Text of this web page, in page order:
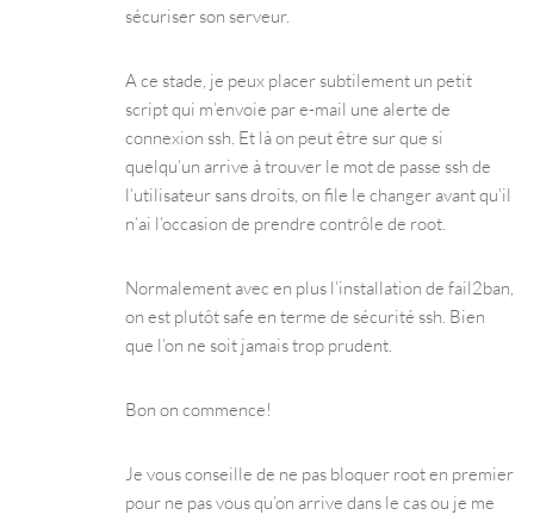
sécuriser son serveur.
A ce stade, je peux placer subtilement un petit
script qui m’envoie par e-mail une alerte de
connexion ssh. Et là on peut être sur que si
quelqu’un arrive à trouver le mot de passe ssh de
l’utilisateur sans droits, on file le changer avant qu’il
n’ai l’occasion de prendre contrôle de root.
Normalement avec en plus l’installation de fail2ban,
on est plutôt safe en terme de sécurité ssh. Bien
que l’on ne soit jamais trop prudent.
Bon on commence!
Je vous conseille de ne pas bloquer root en premier
pour ne pas vous qu’on arrive dans le cas ou je me